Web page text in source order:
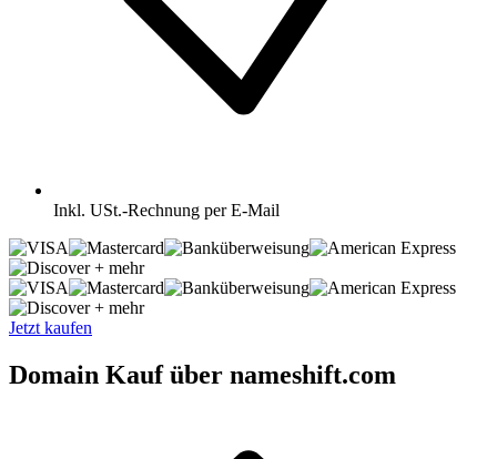
Inkl. USt.-Rechnung per E-Mail
+ mehr
+ mehr
Jetzt kaufen
Domain Kauf über nameshift.com